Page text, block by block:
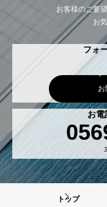
お客様のご要
お
フォ
お
お電
トップ